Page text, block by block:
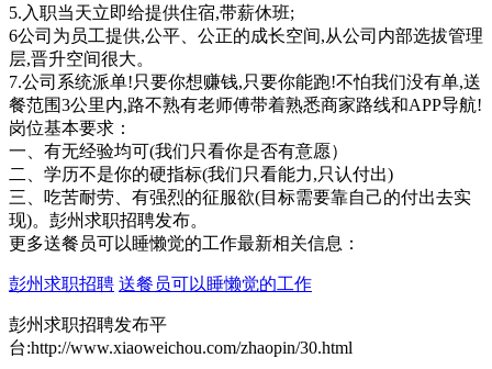
5.入职当天立即给提供住宿,带薪休班;
6公司为员工提供,公平、公正的成长空间,从公司内部选拔管理
层,晋升空间很大。
7.公司系统派单!只要你想赚钱,只要你能跑!不怕我们没有单,送
餐范围3公里内,路不熟有老师傅带着熟悉商家路线和APP导航!
岗位基本要求：
一、有无经验均可(我们只看你是否有意愿）
二、学历不是你的硬指标(我们只看能力,只认付出)
三、吃苦耐劳、有强烈的征服欲(目标需要靠自己的付出去实
现)。彭州求职招聘发布。
更多送餐员可以睡懒觉的工作最新相关信息：
彭州求职招聘 送餐员可以睡懒觉的工作
彭州求职招聘发布平
台:http://www.xiaoweichou.com/zhaopin/30.html